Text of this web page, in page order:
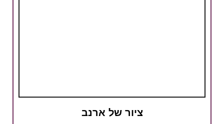
ציור של ארנב